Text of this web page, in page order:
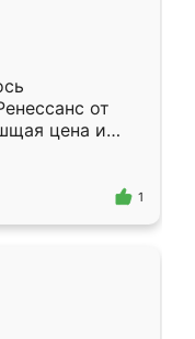
от
цена и
Приехавший
самый
1